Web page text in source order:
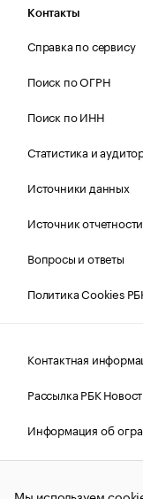
Контакты
Справка по сервису
Поиск по ОГРН
Поиск по ИНН
Статистика и
Источники данных
Источник
Вопросы и ответы
Политика Cookies
Контактная
Рассылка РБК
Информация об
Правовая